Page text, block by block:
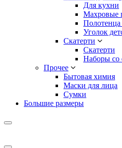
Для кухни
Махровые
Уголок
Скатерти
Скатерти
Наборы со
Прочее
Бытовая химия
Маски для лица
Сумки
Большие размеры